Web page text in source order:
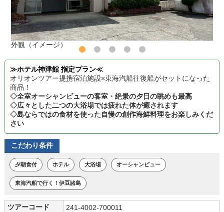
外観（イメージ）
≫ホテル神津館 指定プラン≪
オリオンツアー提携宿泊施設×東海汽船往復船がセットになった
商品！
◇全室オーシャンビューの客室・絶景の夕日の眺めも最高
◇広々とした二つの大浴場では疲れた体が癒されます
◇島ならではの食材を使った自慢の創作海鮮料理をお楽しみくだ
さい
こだわり条件
夕朝食付 ホテル 大浴場 オーシャンビュー
東海汽船で行く！伊豆諸島
ツアーコード
241-4002-700011